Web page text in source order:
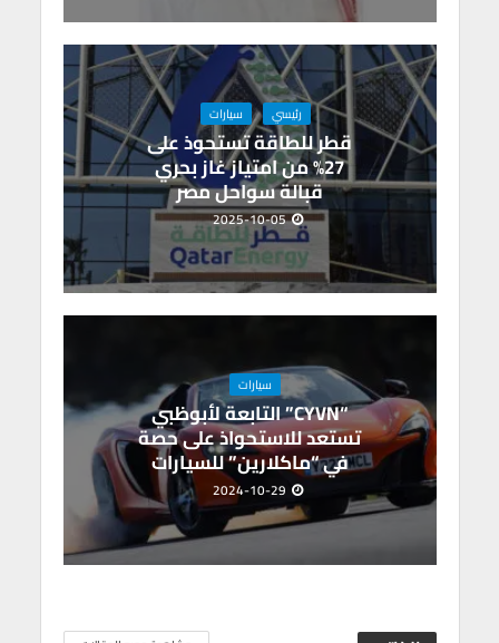
رئيسي سيارات
قطر للطاقة تستحوذ على
27% من امتياز غاز بحري
قبالة سواحل مصر
2025-10-05
سيارات
“CYVN” التابعة لأبوظبي
تستعد للاستحواذ على حصة
في “ماكلارين” للسيارات
2024-10-29